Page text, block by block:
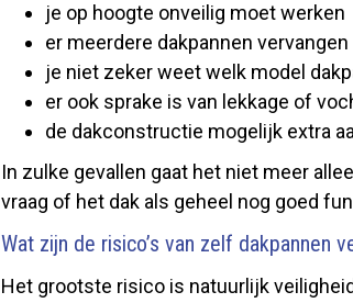
je op hoogte onveilig moet werken
er meerdere dakpannen
je niet zeker weet welk model
er ook sprake is van lekkage of
de dakconstructie mogelijk extra
In zulke gevallen gaat het niet meer
vraag of het dak als geheel nog goed
Wat zijn de risico’s van zelf dakpannen
Het grootste risico is natuurlijk